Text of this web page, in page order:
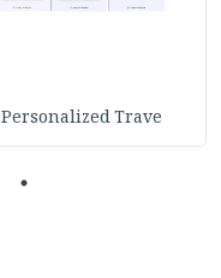
Personalized Trave
1